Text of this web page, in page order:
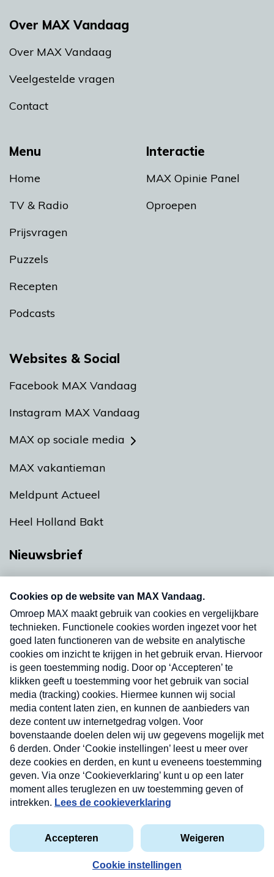
Menu
Home
TV & Radio
Prijsvragen
Puzzels
Recepten
Podcasts
Interactie
MAX Opinie Panel
Oproepen
Over MAX Vandaag
Over MAX Vandaag
Veelgestelde vragen
Contact
Websites & Social
Facebook MAX Vandaag
Instagram MAX Vandaag
MAX op sociale media
MAX vakantieman
Meldpunt Actueel
Heel Holland Bakt
Nieuwsbrief
nieuwsbrief. Elke vrijdag- en dinsdagochtend in
uw mailbox.
Verzend
Privacyverklaring
Cookieverklaring
Kwetsbaarheid melden
Copyright © 2026 MAX Vandaag - Omroep MAX
Nieuwsbrief
Neem hier een gratis abonnement op onze
nieuwsbrief. Elke vrijdag- en dinsdagochtend in uw